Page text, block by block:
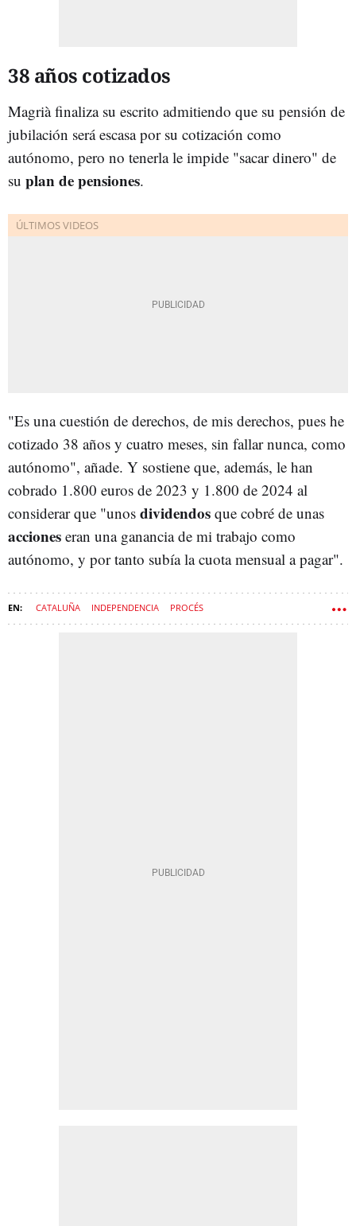
38 años cotizados
Magrià finaliza su escrito admitiendo que su pensión de
jubilación será escasa por su cotización como
autónomo, pero no tenerla le impide "sacar dinero" de
su plan de pensiones.
"Es una cuestión de derechos, de mis derechos, pues he
cotizado 38 años y cuatro meses, sin fallar nunca, como
autónomo", añade. Y sostiene que, además, le han
cobrado 1.800 euros de 2023 y 1.800 de 2024 al
considerar que "unos dividendos que cobré de unas
acciones eran una ganancia de mi trabajo como
autónomo, y por tanto subía la cuota mensual a pagar".
CATALUÑA INDEPENDENCIA PROCÉS